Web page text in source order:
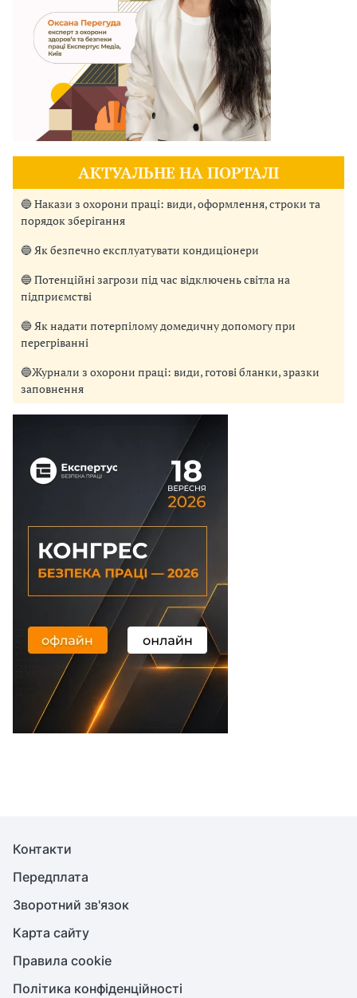
АКТУАЛЬНЕ НА ПОРТАЛІ
🔵 Накази з охорони праці: види, оформлення, строки та
порядок зберігання
🔵 Як безпечно експлуатувати кондиціонери
🔵 Потенційні загрози під час відключень світла на
підприємстві
🔵 Як надати потерпілому домедичну допомогу при
перегріванні
🔵Журнали з охорони праці: види, готові бланки, зразки
заповнення
Контакти
Передплата
Зворотний зв'язок
Карта сайту
Правила cookie
Політика конфіденційності